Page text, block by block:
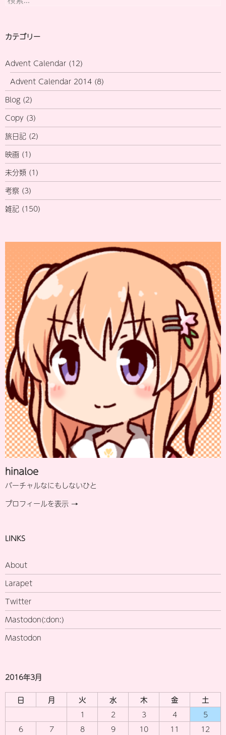
索:
カテゴリー
Advent Calendar (12)
Advent Calendar 2014 (8)
Blog (2)
Copy (3)
旅日記 (2)
映画 (1)
未分類 (1)
考察 (3)
雑記 (150)
hinaloe
バーチャルなにもしないひと
プロフィールを表示 →
LINKS
About
Larapet
Twitter
Mastodon(:don:)
Mastodon
2016年3月
日 月 火 水 木 金
土
1
2 3 4
5
6
7 8 9 10 11
12